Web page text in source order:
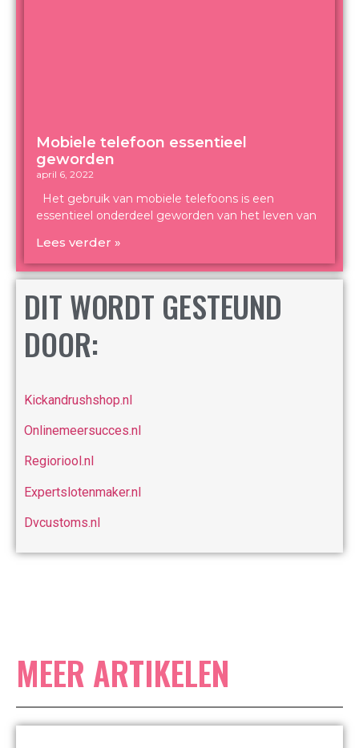
Mobiele telefoon essentieel
geworden
april 6, 2022
Het gebruik van mobiele telefoons is een
essentieel onderdeel geworden van het leven van
Lees verder »
DIT WORDT GESTEUND
DOOR:
Kickandrushshop.nl
Onlinemeersucces.nl
Regioriool.nl
Expertslotenmaker.nl
Dvcustoms.nl
MEER ARTIKELEN